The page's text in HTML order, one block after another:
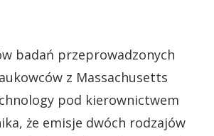
badań przeprowadzonych
z Massachusetts
pod kierownictwem
że emisje dwóch rodzajów